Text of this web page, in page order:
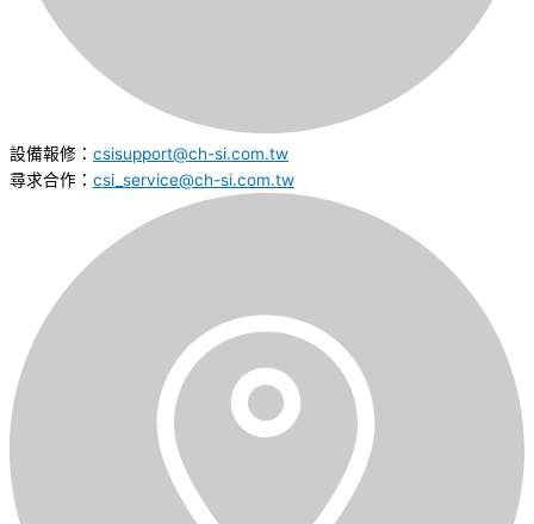
設備報修： csisupport@ch-si.com.tw
尋求合作： csi_service@ch-si.com.tw